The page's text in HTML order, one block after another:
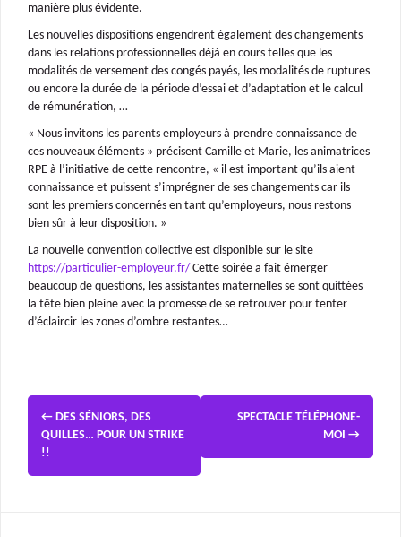
manière plus évidente.
Les nouvelles dispositions engendrent également des changements
dans les relations professionnelles déjà en cours telles que les
modalités de versement des congés payés, les modalités de ruptures
ou encore la durée de la période d’essai et d’adaptation et le calcul
de rémunération, …
« Nous invitons les parents employeurs à prendre connaissance de
ces nouveaux éléments » précisent Camille et Marie, les animatrices
RPE à l’initiative de cette rencontre, « il est important qu’ils aient
connaissance et puissent s’imprégner de ses changements car ils
sont les premiers concernés en tant qu’employeurs, nous restons
bien sûr à leur disposition. »
La nouvelle convention collective est disponible sur le site
https://particulier-employeur.fr/Cette soirée a fait émerger
beaucoup de questions, les assistantes maternelles se sont quittées
la tête bien pleine avec la promesse de se retrouver pour tenter
d’éclaircir les zones d’ombre restantes…
← DES SÉNIORS, DES
QUILLES… POUR UN STRIKE
!!
SPECTACLE TÉLÉPHONE-
MOI →